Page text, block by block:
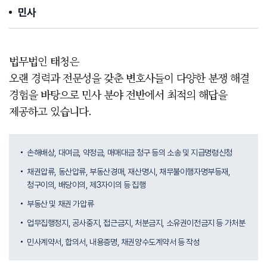
민사
법무법인 태청은
오랜 경력과 전문성을 갖춘 변호사들이 다양한 분쟁 해결
경험을 바탕으로 민사 분야 전반에서 최적의 해답을
제공하고 있습니다.
손해배상, 대여금, 약정금, 매매대금 청구 등의 소송 및 지급명령신청
채권압류, 동산압류, 부동산경매, 재산명시, 채무불이행자명부등재,
청구이의, 배당이의, 제3자이의 등 집행
부동산 및 채권 가압류
업무집행정지, 공사중지, 접근금지, 처분금지, 소유권이전금지 등 가처분
민사계약서, 합의서, 내용증명, 채권양수도계약서 등 작성